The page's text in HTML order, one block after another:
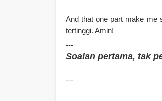
And that one part make me
tertinggi. Amin!
---
Soalan pertama, tak
---